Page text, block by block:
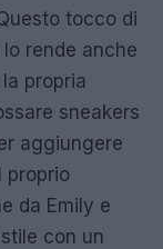
tocco di
rende anche
propria
sneakers
aggiungere
proprio
da Emily e
con un